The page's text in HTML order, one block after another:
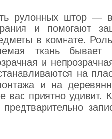
рулонных штор —
и помогают
в комнате.
ткань бывает
и
на
и на
вас приятно удивит.